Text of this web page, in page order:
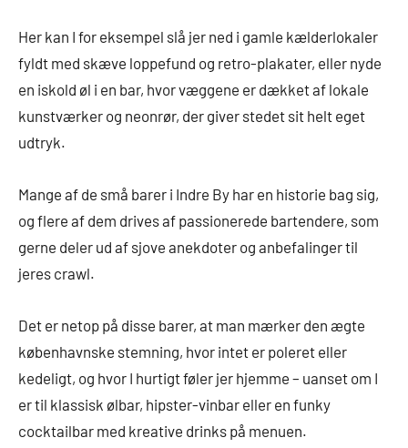
Her kan I for eksempel slå jer ned i gamle kælderlokaler
fyldt med skæve loppefund og retro-plakater, eller nyde
en iskold øl i en bar, hvor væggene er dækket af lokale
kunstværker og neonrør, der giver stedet sit helt eget
udtryk.
Mange af de små barer i Indre By har en historie bag sig,
og flere af dem drives af passionerede bartendere, som
gerne deler ud af sjove anekdoter og anbefalinger til
jeres crawl.
Det er netop på disse barer, at man mærker den ægte
københavnske stemning, hvor intet er poleret eller
kedeligt, og hvor I hurtigt føler jer hjemme – uanset om I
er til klassisk ølbar, hipster-vinbar eller en funky
cocktailbar med kreative drinks på menuen.